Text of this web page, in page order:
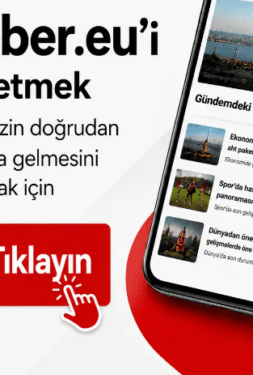
kurulacak. Komisyon sürücü
eğitim uzmanlarından
kalitesini sürekli
edebilirsiniz.
çıkmadan önce ücretli
kontrol edin
ve diğer Avrupa ülkeleri
gelsin!
Abone olmak için